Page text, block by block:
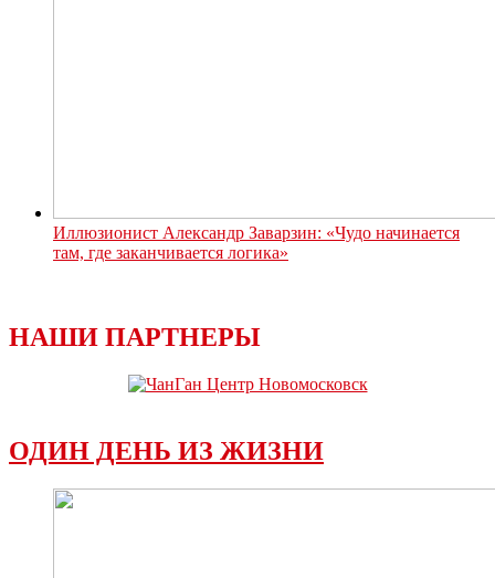
Иллюзионист Александр Заварзин: «Чудо начинается
там, где заканчивается логика»
НАШИ ПАРТНЕРЫ
ОДИН ДЕНЬ ИЗ ЖИЗНИ